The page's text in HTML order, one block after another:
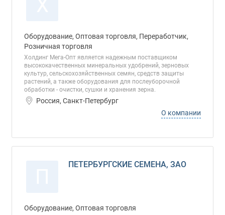
Оборудование, Оптовая торговля, Переработчик,
Розничная торговля
Холдинг Мега-Опт является надежным поставщиком
высококачественных минеральных удобрений, зерновых
культур, сельскохозяйственных семян, средств защиты
растений, а также оборудования для послеуборочной
обработки - очистки, сушки и хранения зерна.
Россия, Санкт-Петербург
О компании
ПЕТЕРБУРГСКИЕ СЕМЕНА, ЗАО
Оборудование, Оптовая торговля